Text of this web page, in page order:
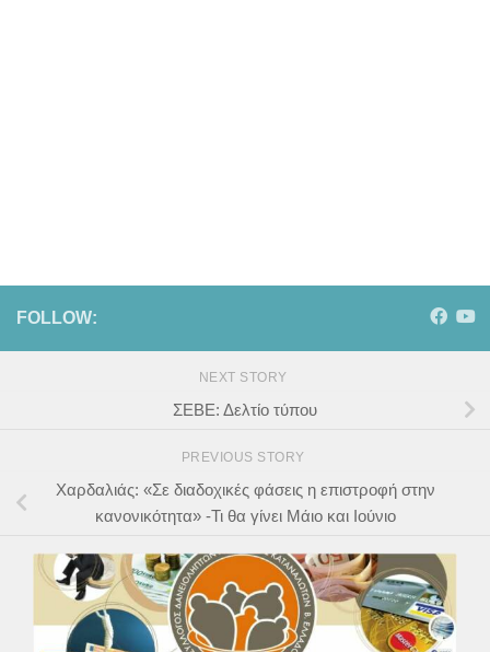
FOLLOW:
NEXT STORY
ΣΕΒΕ: Δελτίο τύπου
PREVIOUS STORY
Χαρδαλιάς: «Σε διαδοχικές φάσεις η επιστροφή στην
κανονικότητα» -Τι θα γίνει Μάιο και Ιούνιο